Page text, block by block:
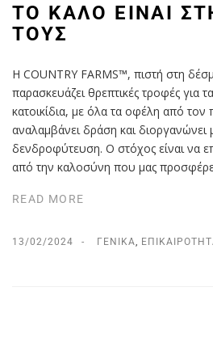
ΤΟ ΚΑΛΌ ΕΊΝΑΙ
ΤΟΥΣ
H COUNTRY FARMS™, πιστή στη
παρασκευάζει θρεπτικές τροφές για
κατοικίδια, με όλα τα οφέλη από τον
αναλαμβάνει δράση και διοργανώνει
δενδροφύτευση. Ο στόχος είναι να
από την καλοσύνη που μας
READ MORE
13/02/2024 ΓΕΝΙΚΆ,